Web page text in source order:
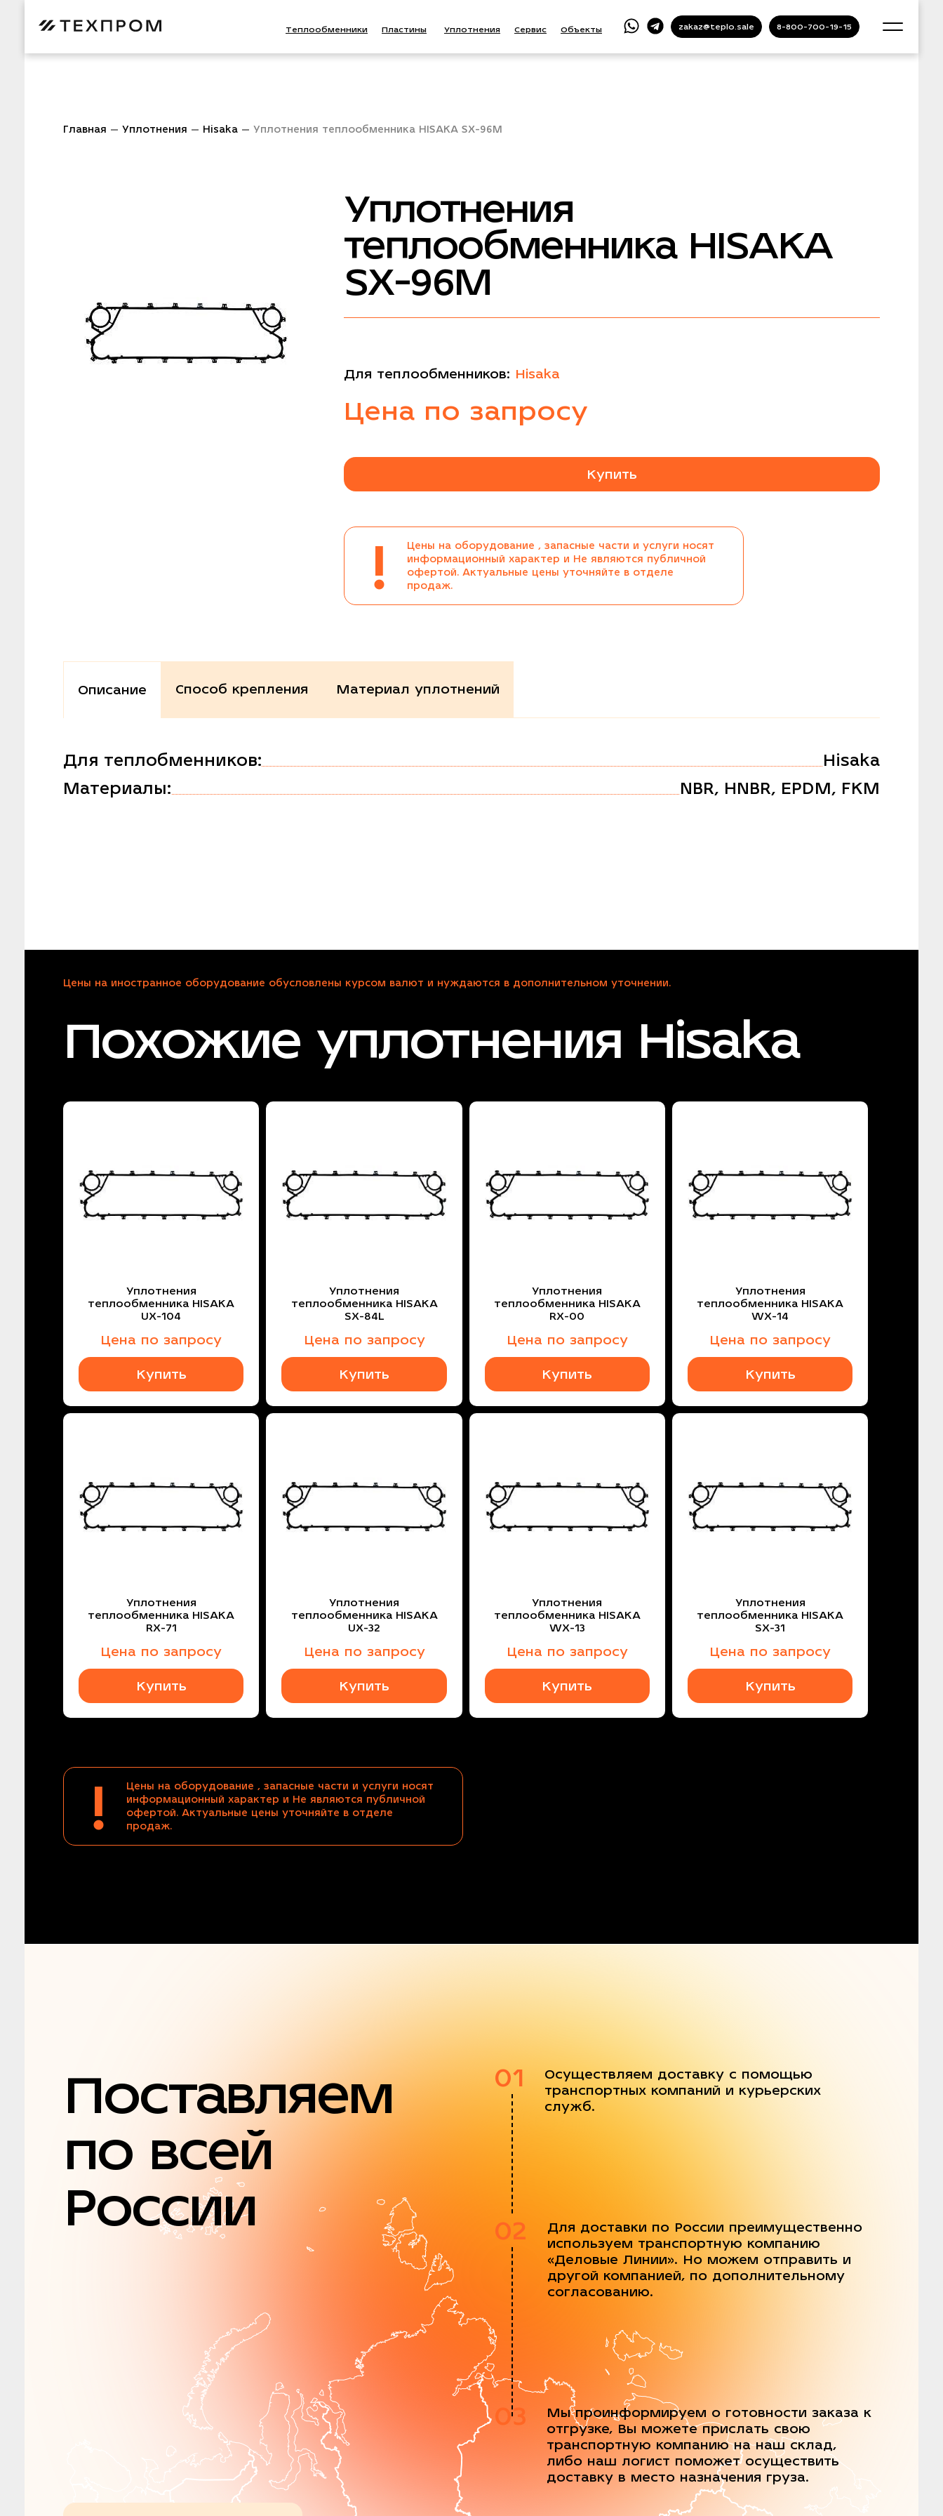
Теплообменники Пластины Уплотнения Сервис Объекты zakaz@teplo.sale 8-800-700-19-15
Главная Уплотнения Hisaka Уплотнения теплообменника HISAKA SX-96M
Уплотнения
теплообменника HISAKA
SX-96M
Для теплообменников: Hisaka
Цена по запросу
Купить
!
Цены на оборудование , запасные части и услуги носят
информационный характер и Не являются публичной
офертой. Актуальные цены уточняйте в отделе
продаж.
Описание Способ крепления Материал уплотнений
Для теплобменников:
Hisaka
Материалы:
NBR, HNBR, EPDM, FKM
Цены на иностранное оборудование обусловлены курсом валют и нуждаются в дополнительном уточнении.
Похожие уплотнения Hisaka
Уплотнения
теплообменника HISAKA
UX-104
Цена по запросу
Купить
Уплотнения
теплообменника HISAKA
SX-84L
Цена по запросу
Купить
Уплотнения
теплообменника HISAKA
RX-00
Цена по запросу
Купить
Уплотнения
теплообменника HISAKA
WX-14
Цена по запросу
Купить
Уплотнения
теплообменника HISAKA
RX-71
Цена по запросу
Купить
Уплотнения
теплообменника HISAKA
UX-32
Цена по запросу
Купить
Уплотнения
теплообменника HISAKA
WX-13
Цена по запросу
Купить
Уплотнения
теплообменника HISAKA
SX-31
Цена по запросу
Купить
!
Цены на оборудование , запасные части и услуги носят
информационный характер и Не являются публичной
офертой. Актуальные цены уточняйте в отделе
продаж.
Поставляем
по всей
России
01
Осуществляем доставку с помощью
транспортных компаний и курьерских
служб.
02
Для доставки по России преимущественно
используем транспортную компанию
«Деловые Линии». Но можем отправить и
другой компанией, по дополнительному
согласованию.
03
Мы проинформируем о готовности заказа к
отгрузке, Вы можете прислать свою
транспортную компанию на наш склад,
либо наш логист поможет осуществить
доставку в место назначения груза.